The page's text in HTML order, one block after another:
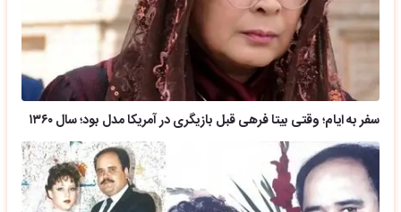
سفر به ایام؛ وقتی بیتا فرهی قبل بازیگری در آمریکا مدل بود؛ سال ۱۳۶۰